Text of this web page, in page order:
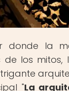
donde la
los mitos,
"La